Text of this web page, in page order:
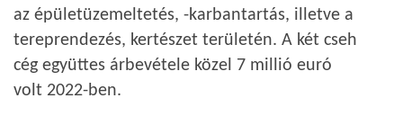
az épületüzemeltetés, -karbantartás, illetve a
tereprendezés, kertészet területén. A két cseh
cég együttes árbevétele közel 7 millió euró
volt 2022-ben.